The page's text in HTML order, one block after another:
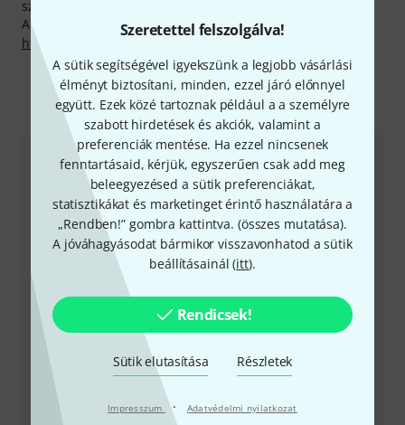
Szeretettel felszolgálva!
A sütik segítségével igyekszünk a legjobb vásárlási
élményt biztosítani, minden, ezzel járó előnnyel
együtt. Ezek közé tartoznak például a a személyre
szabott hirdetések és akciók, valamint a
preferenciák mentése. Ha ezzel nincsenek
fenntartásaid, kérjük, egyszerűen csak add meg
beleegyezésed a sütik preferenciákat,
statisztikákat és marketinget érintő használatára a
„Rendben!” gombra kattintva. (összes mutatása).
A jóváhagyásodat bármikor visszavonhatod a sütik
beállításainál (itt).
Rendicsek!
Sütik elutasítása Részletek
Impresszum · Adatvédelmi nyilatkozat
szolgáltatásokat is készek nyújtani.
A gyártóval kapcsolatban itt találsz bővebb tájékoztatást:
http://www.malighting.de
Így érhetsz el minket
Ügyfélszolgálat - Magyarország
Ügyfélszolgálatunk minden kérdés és észrevétel esetén
örömmel áll rendelkezésedre
Készítsd elő ügyfélszámodat